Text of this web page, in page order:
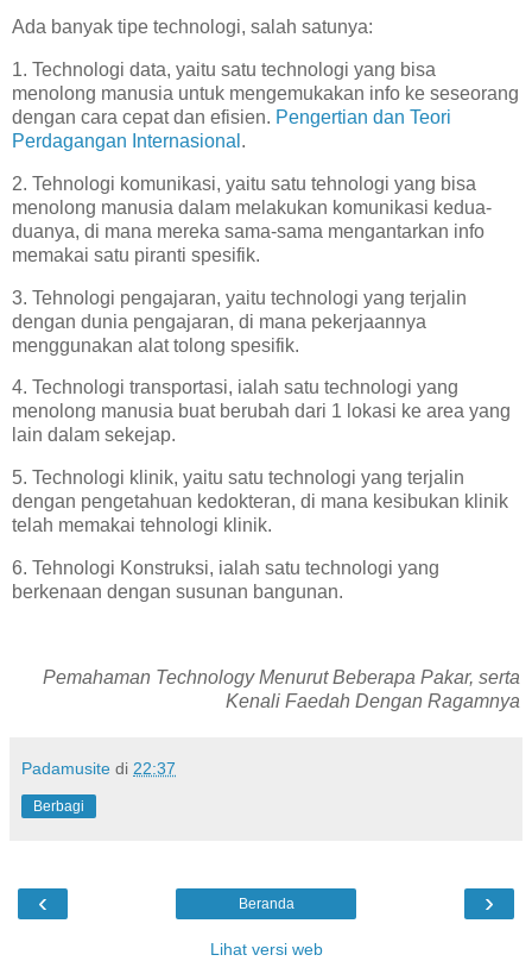
Ada banyak tipe technologi, salah satunya:
1. Technologi data, yaitu satu technologi yang bisa
menolong manusia untuk mengemukakan info ke seseorang
dengan cara cepat dan efisien. Pengertian dan Teori
Perdagangan Internasional .
2. Tehnologi komunikasi, yaitu satu tehnologi yang bisa
menolong manusia dalam melakukan komunikasi kedua-
duanya, di mana mereka sama-sama mengantarkan info
memakai satu piranti spesifik.
3. Tehnologi pengajaran, yaitu technologi yang terjalin
dengan dunia pengajaran, di mana pekerjaannya
menggunakan alat tolong spesifik.
4. Technologi transportasi, ialah satu technologi yang
menolong manusia buat berubah dari 1 lokasi ke area yang
lain dalam sekejap.
5. Technologi klinik, yaitu satu technologi yang terjalin
dengan pengetahuan kedokteran, di mana kesibukan klinik
telah memakai tehnologi klinik.
6. Tehnologi Konstruksi, ialah satu technologi yang
berkenaan dengan susunan bangunan.
Pemahaman Technology Menurut Beberapa Pakar, serta
Kenali Faedah Dengan Ragamnya
Padamusite di 22:37
Berbagi
‹ ›
Beranda
Lihat versi web